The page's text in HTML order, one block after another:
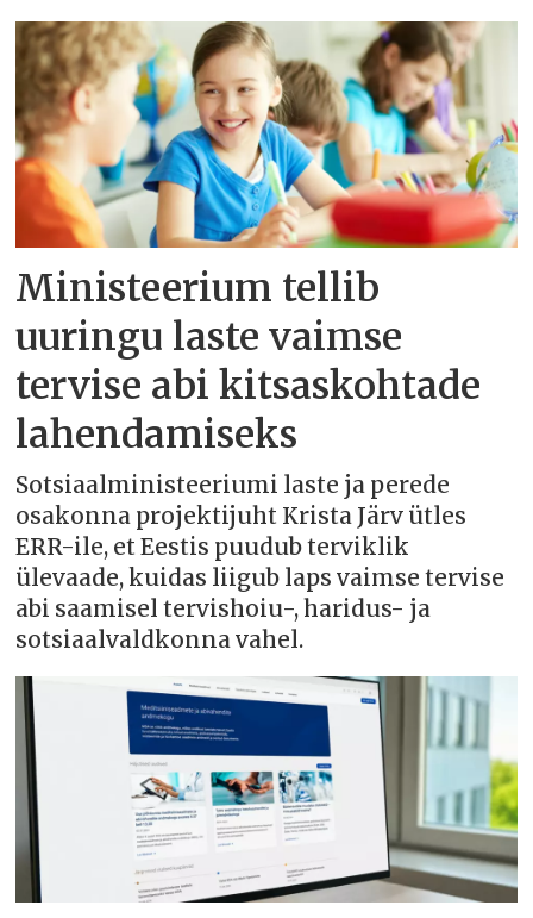
Ministeerium tellib
uuringu laste vaimse
tervise abi kitsaskohtade
lahendamiseks
Sotsiaalministeeriumi laste ja perede
osakonna projektijuht Krista Järv ütles
ERR-ile, et Eestis puudub terviklik
ülevaade, kuidas liigub laps vaimse tervise
abi saamisel tervishoiu-, haridus- ja
sotsiaalvaldkonna vahel.